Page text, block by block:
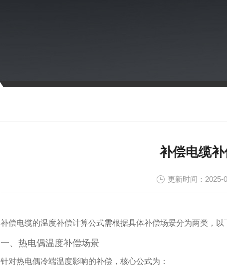
补偿电缆
更新时间：
补偿电缆的温度补偿计算公式需根据具体补偿场景分为两类，以
一、热电偶温度补偿场景
针对热电偶冷端温度影响的补偿，核心公式为：